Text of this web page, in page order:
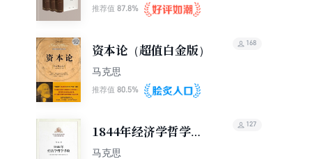
的哲学思想为历史唯物主义，最大的愿望是对于个人的全面而自由
的发展。其经济理论《资本论》确立了他的阐述原则是“政治经济
学批判”，在经济学上的见解奠定了后来诸多经济思想的基础。他
认为资产阶级的灭亡和无产阶级的胜利是同样不可避免的。他和恩
格斯共同创立的马克思主义学说，被认为是指引全世界劳动人民为
实现社会主义和共产主义理想而进行斗争的理论武器和行动指南。
推荐值 87.8%
资本论（超值白金版）
马克思
推荐值 80.5%
168
1844年经济学哲学手
稿
马克思
127